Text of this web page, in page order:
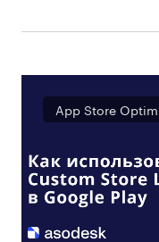
App Store